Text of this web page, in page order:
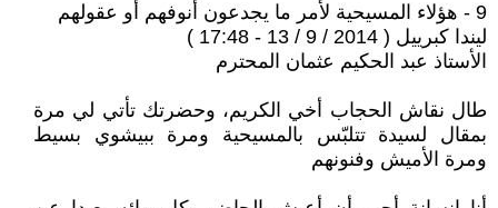
9 - هؤلاء المسيحية لأمر ما يجدعون أنوفهم أو عقولهم
ليندا كبرييل ( 2014 / 9 / 13 - 17:48 )
الأستاذ عبد الحكيم عثمان المحترم
طال نقاش الحجاب أخي الكريم، وحضرتك تأتي لي مرة
بمقال لسيدة تتلبّس بالمسيحية ومرة ببيشوي بسيط
ومرة الأميش وفنونهم